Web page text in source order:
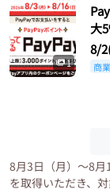
1
大
8/
商
8月3日（月）～8月
を取得いただき、